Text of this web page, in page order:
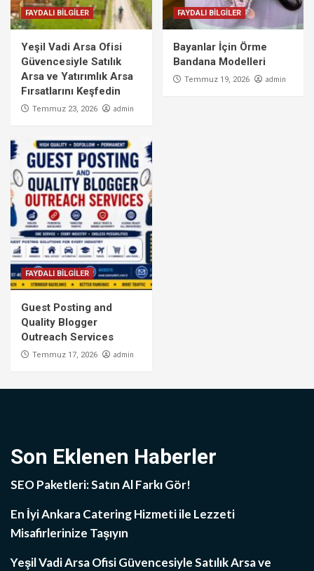
FAYDALI BİLGİLER
Yeşil Vadi Arsa Ofisi
Güvencesiyle Satılık
Arsa ve Yatırımlık Arsa
Fırsatlarını Keşfedin
Temmuz 23, 2026 admin
FAYDALI BİLGİLER
Bayanlar İçin Örme
Bandana Modelleri
Temmuz 19, 2026 admin
FAYDALI BİLGİLER
Guest Posting and
Quality Blogger
Outreach Services
Temmuz 17, 2026 admin
Son Eklenen Haberler
SEO Paketleri: Satın Al Farkı Gör!
En İyi Ankara Catering Hizmeti ile Lezzeti
Misafirlerinize Taşıyın
Yeşil Vadi Arsa Ofisi Güvencesiyle Satılık Arsa ve